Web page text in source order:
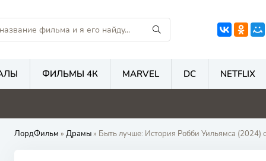
ФИЛЬМЫ 4К MARVEL DC NETFLIX
ЛордФильм » Драмы» Быть лучше: История Робби Уильямса (2024)